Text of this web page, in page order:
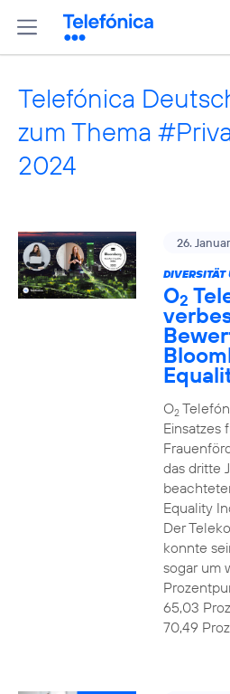
Telefónica
zum Thema
2024
26.
DIVERSITÄT
O2
O2
Einsatzes
das dritte
Equality
Der
konnte
sogar um
65,03
70,49